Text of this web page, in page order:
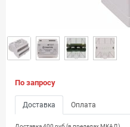
По запросу
Доставка Оплата